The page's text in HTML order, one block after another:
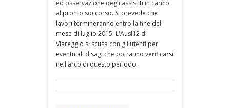
ed osservazione degli assistiti in carico
al pronto soccorso. Si prevede che i
lavori termineranno entro la fine del
mese di luglio 2015. L'Ausl12 di
Viareggio si scusa con gli utenti per
eventuiali disagi che potranno verificarsi
nell'arco di questo periodo.